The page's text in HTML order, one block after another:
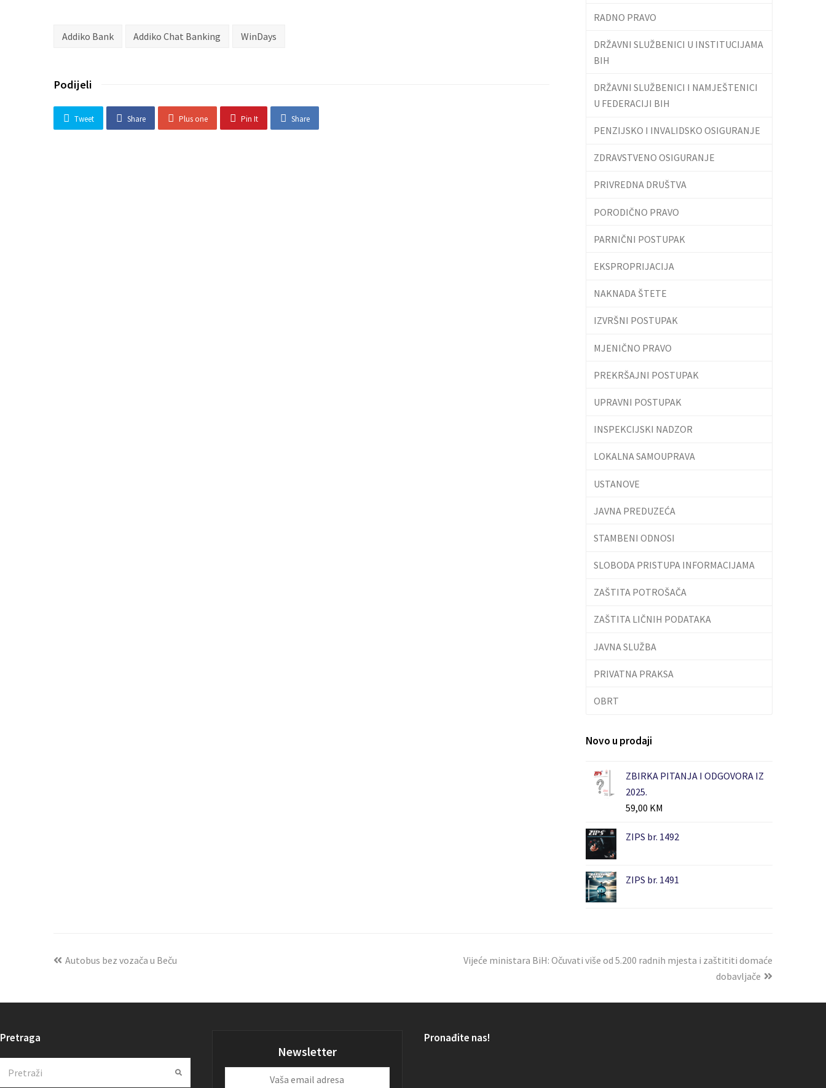
Addiko Bank Addiko Chat Banking WinDays
Podijeli
Tweet Share Plus one Pin It Share
RADNO PRAVO
DRŽAVNI SLUŽBENICI U INSTITUCIJAMA
BIH
DRŽAVNI SLUŽBENICI I NAMJEŠTENICI
U FEDERACIJI BIH
PENZIJSKO I INVALIDSKO OSIGURANJE
ZDRAVSTVENO OSIGURANJE
PRIVREDNA DRUŠTVA
PORODIČNO PRAVO
PARNIČNI POSTUPAK
EKSPROPRIJACIJA
NAKNADA ŠTETE
IZVRŠNI POSTUPAK
MJENIČNO PRAVO
PREKRŠAJNI POSTUPAK
UPRAVNI POSTUPAK
INSPEKCIJSKI NADZOR
LOKALNA SAMOUPRAVA
USTANOVE
JAVNA PREDUZEĆA
STAMBENI ODNOSI
SLOBODA PRISTUPA INFORMACIJAMA
ZAŠTITA POTROŠAČA
ZAŠTITA LIČNIH PODATAKA
JAVNA SLUŽBA
PRIVATNA PRAKSA
OBRT
Novo u prodaji
ZBIRKA PITANJA I ODGOVORA IZ
2025.
59,00 KM
ZIPS br. 1492
ZIPS br. 1491
Autobus bez vozača u Beču
Vijeće ministara BiH: Očuvati više od 5.200 radnih mjesta i zaštititi domaće
dobavljače
Pretraga
Submit
Newsletter
Pronađite nas!